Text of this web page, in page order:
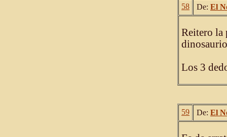
58 De: El
Reitero la
Los 3
59 De: El